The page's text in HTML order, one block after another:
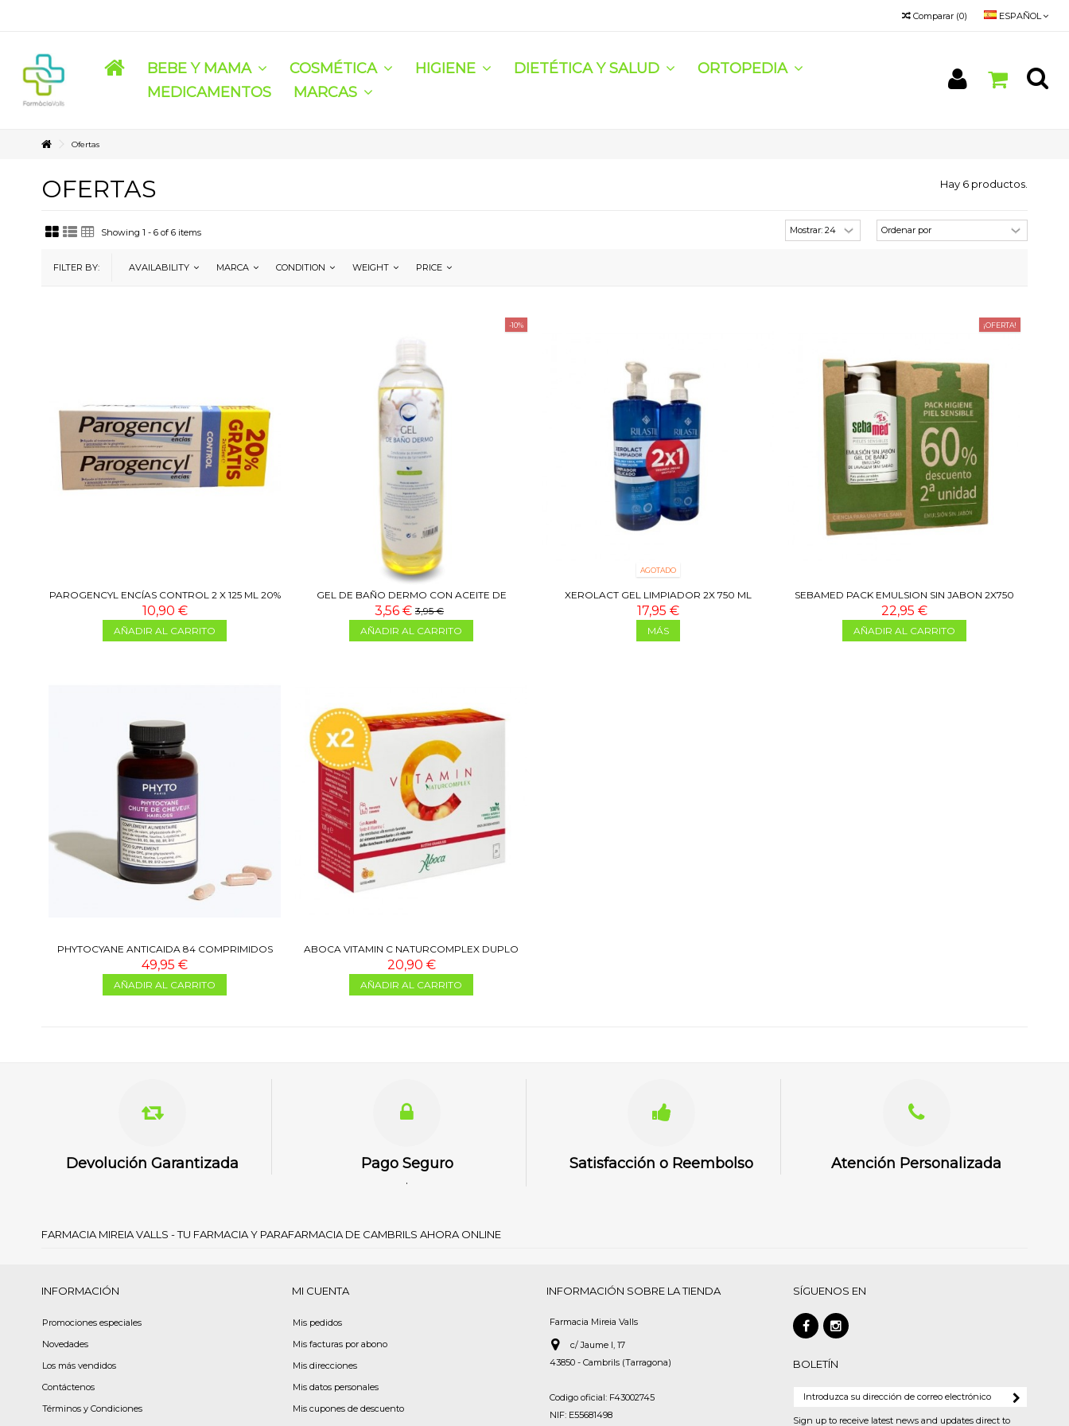
ESPAÑOL
Comparar (0)
BEBE Y MAMA COSMÉTICA HIGIENE DIETÉTICA Y SALUD
ORTOPEDIA
MEDICAMENTOS
MARCAS
Ofertas
OFERTAS Hay 6 productos.
Showing 1 - 6 of 6 items
FILTER BY: AVAILABILITY MARCA CONDITION WEIGHT PRICE
PAROGENCYL ENCÍAS CONTROL 2 X 125 ML 20%
GRATIS
10,90 €
AÑADIR AL CARRITO
-10%
GEL DE BAÑO DERMO CON ACEITE DE
ALMENDRAS 750 ML
3,56 € 3,95 €
AÑADIR AL CARRITO
AGOTADO
XEROLACT GEL LIMPIADOR 2X 750 ML
17,95 €
MÁS
¡OFERTA!
SEBAMED PACK EMULSION SIN JABON 2X750
ML
22,95 €
AÑADIR AL CARRITO
PHYTOCYANE ANTICAIDA 84 COMPRIMIDOS
49,95 €
AÑADIR AL CARRITO
ABOCA VITAMIN C NATURCOMPLEX DUPLO
2X20 SOBRES
20,90 €
AÑADIR AL CARRITO
Devolución Garantizada Pago Seguro
.
Satisfacción o Reembolso Atención Personalizada
FARMACIA MIREIA VALLS - TU FARMACIA Y PARAFARMACIA DE CAMBRILS AHORA ONLINE
INFORMACIÓN
Promociones especiales
Novedades
Los más vendidos
Contáctenos
Términos y Condiciones
MI CUENTA
Mis pedidos
Mis facturas por abono
Mis direcciones
Mis datos personales
Mis cupones de descuento
INFORMACIÓN SOBRE LA TIENDA
Farmacia Mireia Valls
c/ Jaume I, 17
43850 - Cambrils (Tarragona)
Codigo oficial: F43002745
NIF: E55681498
SÍGUENOS EN
BOLETÍN
Sign up to receive latest news and updates direct to